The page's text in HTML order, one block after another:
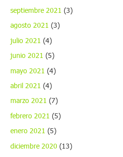
septiembre 2021 (3)
agosto 2021 (3)
julio 2021 (4)
junio 2021 (5)
mayo 2021 (4)
abril 2021 (4)
marzo 2021 (7)
febrero 2021 (5)
enero 2021 (5)
diciembre 2020 (13)